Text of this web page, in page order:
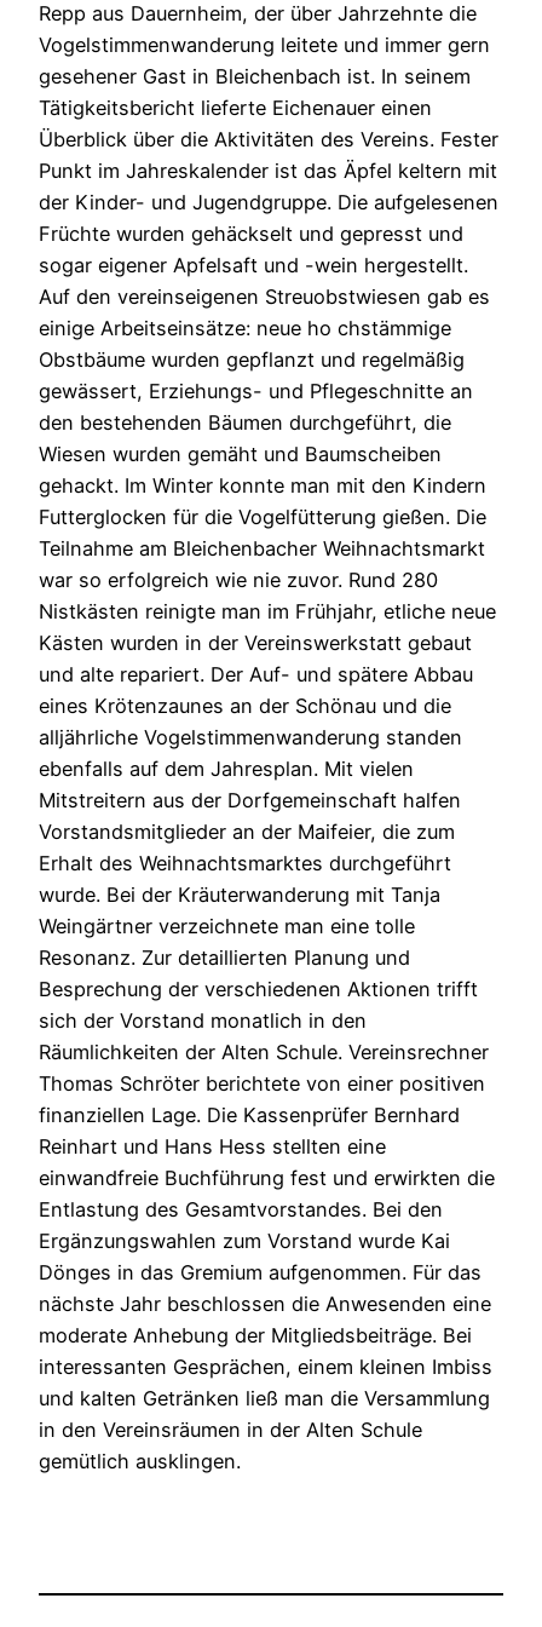
Repp aus Dauernheim, der über Jahrzehnte die
Vogelstimmenwanderung leitete und immer gern
gesehener Gast in Bleichenbach ist. In seinem
Tätigkeitsbericht lieferte Eichenauer einen
Überblick über die Aktivitäten des Vereins. Fester
Punkt im Jahreskalender ist das Äpfel keltern mit
der Kinder- und Jugendgruppe. Die aufgelesenen
Früchte wurden gehäckselt und gepresst und
sogar eigener Apfelsaft und -wein hergestellt.
Auf den vereinseigenen Streuobstwiesen gab es
einige Arbeitseinsätze: neue ho chstämmige
Obstbäume wurden gepflanzt und regelmäßig
gewässert, Erziehungs- und Pflegeschnitte an
den bestehenden Bäumen durchgeführt, die
Wiesen wurden gemäht und Baumscheiben
gehackt. Im Winter konnte man mit den Kindern
Futterglocken für die Vogelfütterung gießen. Die
Teilnahme am Bleichenbacher Weihnachtsmarkt
war so erfolgreich wie nie zuvor. Rund 280
Nistkästen reinigte man im Frühjahr, etliche neue
Kästen wurden in der Vereinswerkstatt gebaut
und alte repariert. Der Auf- und spätere Abbau
eines Krötenzaunes an der Schönau und die
alljährliche Vogelstimmenwanderung standen
ebenfalls auf dem Jahresplan. Mit vielen
Mitstreitern aus der Dorfgemeinschaft halfen
Vorstandsmitglieder an der Maifeier, die zum
Erhalt des Weihnachtsmarktes durchgeführt
wurde. Bei der Kräuterwanderung mit Tanja
Weingärtner verzeichnete man eine tolle
Resonanz. Zur detaillierten Planung und
Besprechung der verschiedenen Aktionen trifft
sich der Vorstand monatlich in den
Räumlichkeiten der Alten Schule. Vereinsrechner
Thomas Schröter berichtete von einer positiven
finanziellen Lage. Die Kassenprüfer Bernhard
Reinhart und Hans Hess stellten eine
einwandfreie Buchführung fest und erwirkten die
Entlastung des Gesamtvorstandes. Bei den
Ergänzungswahlen zum Vorstand wurde Kai
Dönges in das Gremium aufgenommen. Für das
nächste Jahr beschlossen die Anwesenden eine
moderate Anhebung der Mitgliedsbeiträge. Bei
interessanten Gesprächen, einem kleinen Imbiss
und kalten Getränken ließ man die Versammlung
in den Vereinsräumen in der Alten Schule
gemütlich ausklingen.